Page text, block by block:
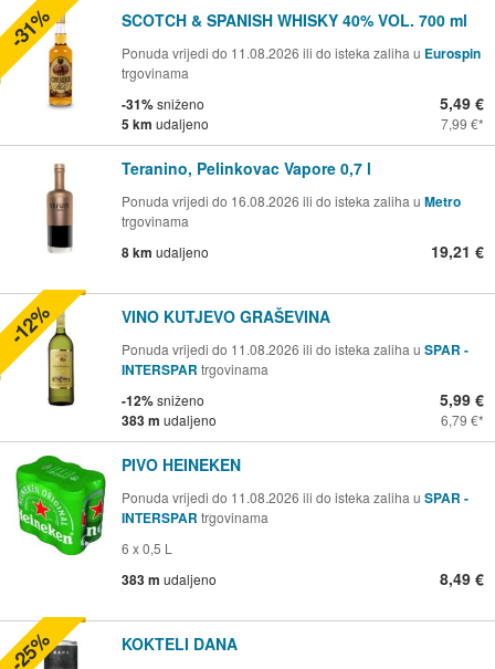
SCOTCH & SPANISH WHISKY 40% VOL. 700 ml
Ponuda vrijedi do 11.08.2026 ili do isteka zaliha u Eurospin
trgovinama
-31%sniženo
5 km udaljeno
5,49 €
7,99 €
-31%
Teranino, Pelinkovac Vapore 0,7 l
Ponuda vrijedi do 16.08.2026 ili do isteka zaliha u Metro
trgovinama
8 km udaljeno 19,21 €
VINO KUTJEVO GRAŠEVINA
Ponuda vrijedi do 11.08.2026 ili do isteka zaliha u SPAR -
INTERSPAR trgovinama
-12%sniženo
383 m udaljeno
5,99 €
6,79 €
-12%
PIVO HEINEKEN
Ponuda vrijedi do 11.08.2026 ili do isteka zaliha u SPAR -
INTERSPAR trgovinama
6 x 0,5 L
383 m udaljeno 8,49 €
KOKTELI DANA
-25%